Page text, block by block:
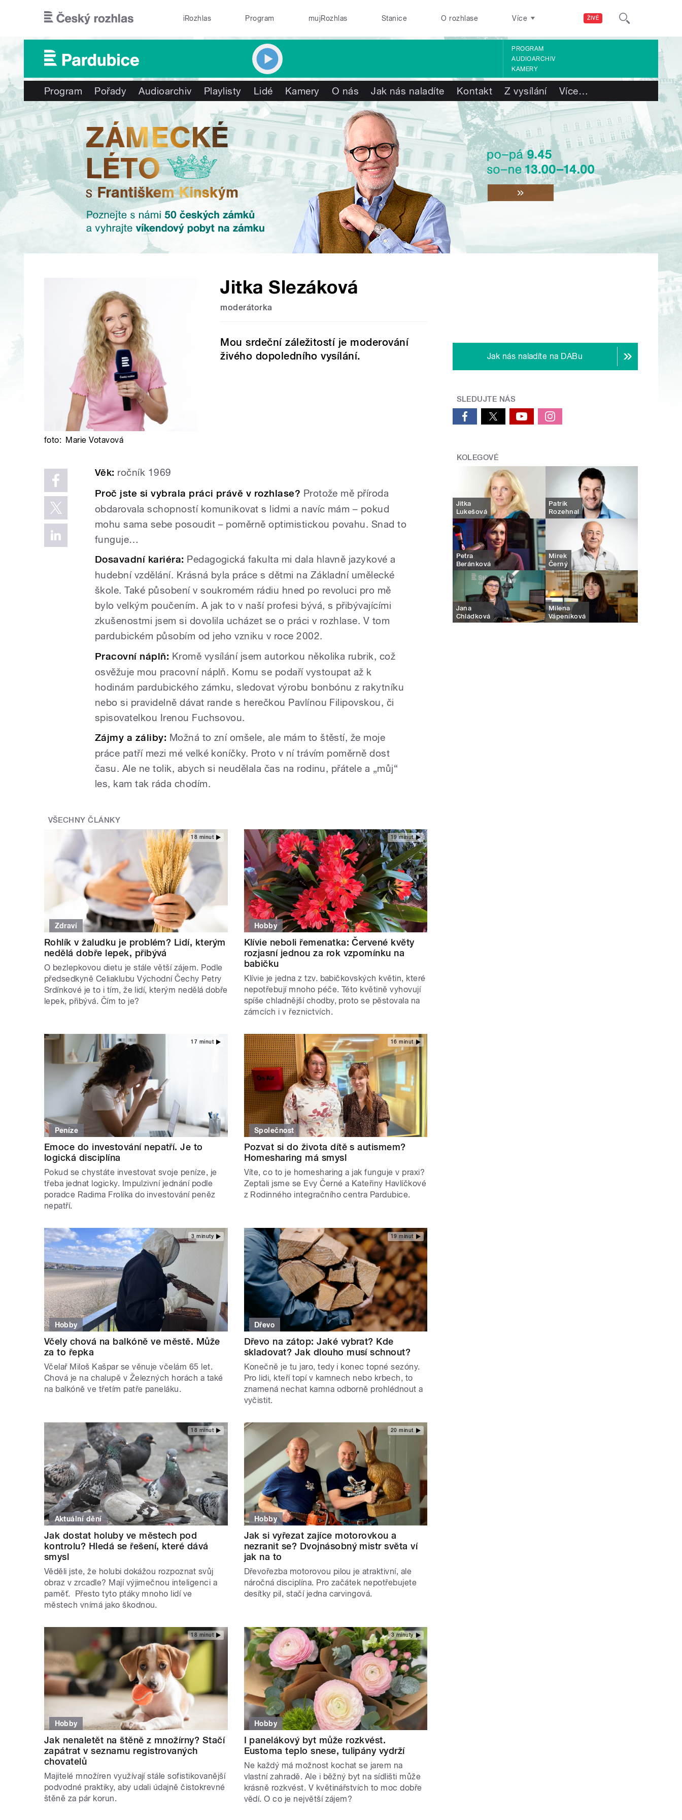
ŽIVĚ
iRozhlas Program mujRozhlas Stanice O rozhlase Více
PROGRAM
AUDIOARCHIV
KAMERY
Program Pořady Audioarchiv Playlisty Lidé Kamery O nás Jak nás naladíte Kontakt Z vysílání Více…
Jitka Slezáková
moderátorka
Mou srdeční záležitostí je moderování
živého dopoledního vysílání.
foto: Marie Votavová
Věk: ročník 1969
Proč jste si vybrala práci právě v rozhlase? Protože mě příroda
obdarovala schopností komunikovat s lidmi a navíc mám – pokud
mohu sama sebe posoudit – poměrně optimistickou povahu. Snad to
funguje…
Dosavadní kariéra: Pedagogická fakulta mi dala hlavně jazykové a
hudební vzdělání. Krásná byla práce s dětmi na Základní umělecké
škole. Také působení v soukromém rádiu hned po revoluci pro mě
bylo velkým poučením. A jak to v naší profesi bývá, s přibývajícími
zkušenostmi jsem si dovolila ucházet se o práci v rozhlase. V tom
pardubickém působím od jeho vzniku v roce 2002.
Pracovní náplň: Kromě vysílání jsem autorkou několika rubrik, což
osvěžuje mou pracovní náplň. Komu se podaří vystoupat až k
hodinám pardubického zámku, sledovat výrobu bonbónu z rakytníku
nebo si pravidelně dávat rande s herečkou Pavlínou Filipovskou, či
spisovatelkou Irenou Fuchsovou.
Zájmy a záliby: Možná to zní omšele, ale mám to štěstí, že moje
práce patří mezi mé velké koníčky. Proto v ní trávím poměrně dost
času. Ale ne tolik, abych si neudělala čas na rodinu, přátele a „můj“
les, kam tak ráda chodím.
VŠECHNY ČLÁNKY
18 minut
Zdraví
Rohlík v žaludku je problém? Lidí, kterým
nedělá dobře lepek, přibývá
O bezlepkovou dietu je stále větší zájem. Podle
předsedkyně Celiaklubu Východní Čechy Petry
Srdínkové je to i tím, že lidí, kterým nedělá dobře
lepek, přibývá. Čím to je?
19 minut
Hobby
Klívie neboli řemenatka: Červené květy
rozjasní jednou za rok vzpomínku na
babičku
Klívie je jedna z tzv. babičkovských květin, které
nepotřebují mnoho péče. Této květině vyhovují
spíše chladnější chodby, proto se pěstovala na
zámcích i v řeznictvích.
17 minut
Peníze
Emoce do investování nepatří. Je to
logická disciplína
Pokud se chystáte investovat svoje peníze, je
třeba jednat logicky. Impulzivní jednání podle
poradce Radima Frolíka do investování peněz
nepatří.
16 minut
Společnost
Pozvat si do života dítě s autismem?
Homesharing má smysl
Víte, co to je homesharing a jak funguje v praxi?
Zeptali jsme se Evy Černé a Kateřiny Havlíčkové
z Rodinného integračního centra Pardubice.
3 minuty
Hobby
Včely chová na balkóně ve městě. Může
za to řepka
Včelař Miloš Kašpar se věnuje včelám 65 let.
Chová je na chalupě v Železných horách a také
na balkóně ve třetím patře paneláku.
19 minut
Dřevo
Dřevo na zátop: Jaké vybrat? Kde
skladovat? Jak dlouho musí schnout?
Konečně je tu jaro, tedy i konec topné sezóny.
Pro lidi, kteří topí v kamnech nebo krbech, to
znamená nechat kamna odborně prohlédnout a
vyčistit.
18 minut
Aktuální dění
Jak dostat holuby ve městech pod
kontrolu? Hledá se řešení, které dává
smysl
Věděli jste, že holubi dokážou rozpoznat svůj
obraz v zrcadle? Mají výjimečnou inteligenci a
paměť. Přesto tyto ptáky mnoho lidí ve
městech vnímá jako škodnou.
20 minut
Hobby
Jak si vyřezat zajíce motorovkou a
nezranit se? Dvojnásobný mistr světa ví
jak na to
Dřevořezba motorovou pilou je atraktivní, ale
náročná disciplína. Pro začátek nepotřebujete
desítky pil, stačí jedna carvingová.
18 minut
Hobby
Jak nenaletět na štěně z množírny? Stačí
zapátrat v seznamu registrovaných
chovatelů
Majitelé množíren využívají stále sofistikovanější
podvodné praktiky, aby udali údajně čistokrevné
štěně za pár korun.
3 minuty
Hobby
I panelákový byt může rozkvést.
Eustoma teplo snese, tulipány vydrží
Ne každý má možnost kochat se jarem na
vlastní zahradě. Ale i běžný byt na sídlišti může
krásně rozkvést. V květinářstvích to moc dobře
vědí. O co je největší zájem?
Jak nás naladíte na DABu
SLEDUJTE NÁS
KOLEGOVÉ
Jitka
Lukešová
Patrik
Rozehnal
Petra
Beránková
Mirek
Černý
Jana
Chládková
Milena
Vápeníková